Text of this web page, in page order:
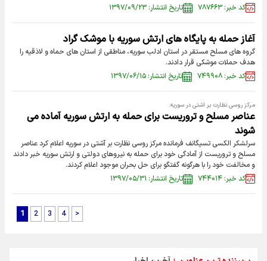
کد خبر: ۷۸۷۶۶۳
تاریخ انتشار: ۱۳۹۷/۰۹/۲۳
آغاز حمله به پایگاه های ارتش سوریه با موشک گراد
گروه های مسلح مستقر در استان ادلب سوریه، مناطقی از استان های حماه و لاذقیه را
هدف حملات موشکی قرار دادند.
کد خبر: ۷۴۹۹۰۸
تاریخ انتشار: ۱۳۹۷/۰۶/۱۵
مرکز روسی نظارت بر اشتی در سوریه:
عناصر مسلح و تروریست برای حمله به ارتش سوریه آماده می
شوند
سرلشکر الکسی تسیگانف فرمانده مرکز روسی نظارت بر آشتی در سوریه اعلام کرد عناصر
مسلح و تروریست از آمادگی خود برای حمله به نیروهای دولتی و ارتش سوریه خبر دادند
و مخالفت خود را با هرگونه گفتگو برای حل بحران موجود اعلام کردند.
کد خبر: ۷۴۴۰۱۴
تاریخ انتشار: ۱۳۹۷/۰۵/۳۱
1 2 3 4 >